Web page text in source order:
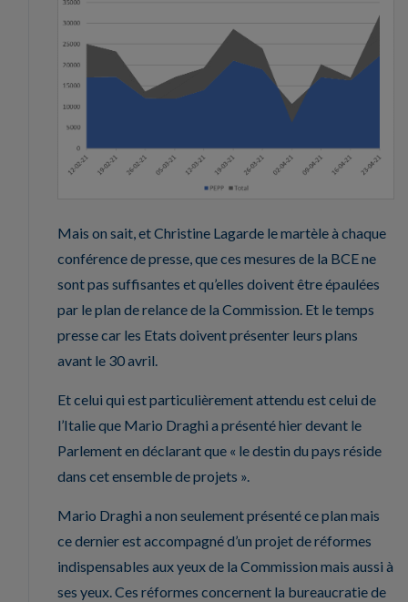
Mais on sait, et Christine Lagarde le martèle à chaque
conférence de presse, que ces mesures de la BCE ne
sont pas suffisantes et qu’elles doivent être épaulées
par le plan de relance de la Commission. Et le temps
presse car les Etats doivent présenter leurs plans
avant le 30 avril.
Et celui qui est particulièrement attendu est celui de
l’Italie que Mario Draghi a présenté hier devant le
Parlement en déclarant que « le destin du pays réside
dans cet ensemble de projets ».
Mario Draghi a non seulement présenté ce plan mais
ce dernier est accompagné d’un projet de réformes
indispensables aux yeux de la Commission mais aussi à
ses yeux. Ces réformes concernent la bureaucratie de